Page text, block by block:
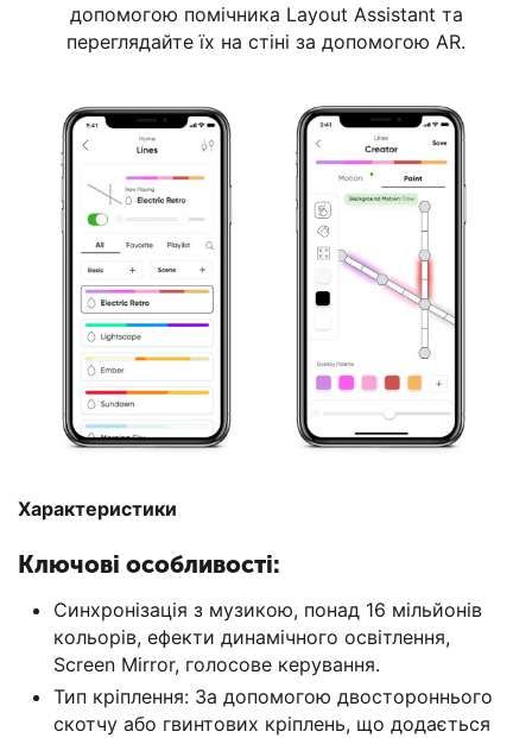
допомогою помічника Layout Assistant та
переглядайте їх на стіні за допомогою AR.
Характеристики
Ключові особливості:
Синхронізація з музикою, понад 16 мільйонів
кольорів, ефекти динамічного освітлення,
Screen Mirror, голосове керування.
Тип кріплення: За допомогою двостороннього
скотчу або гвинтових кріплень, що додається